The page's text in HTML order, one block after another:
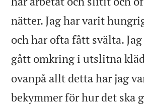
nätter. Jag har varit
och har ofta fått svälta.
gått omkring i utslitna
ovanpå allt detta har jag
bekymmer för hur det ska